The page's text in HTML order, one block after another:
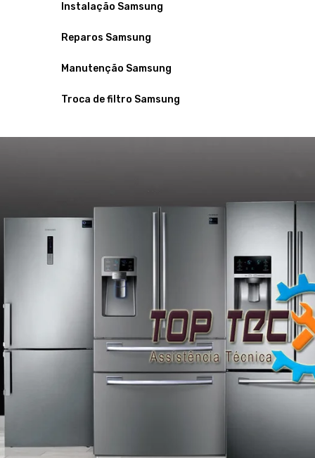
Instalação Samsung
Reparos Samsung
Manutenção Samsung
Troca de filtro Samsung